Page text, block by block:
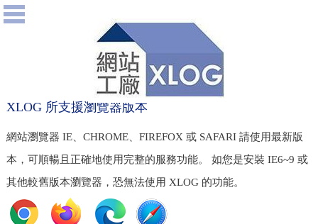
XLOG 所支援瀏覽器版本
網站瀏覽器 IE、CHROME、FIREFOX 或 SAFARI 請使用最新版
本，可順暢且正確地使用完整的服務功能。 如您是安裝 IE6~9 或
其他較舊版本瀏覽器，恐無法使用 XLOG 的功能。